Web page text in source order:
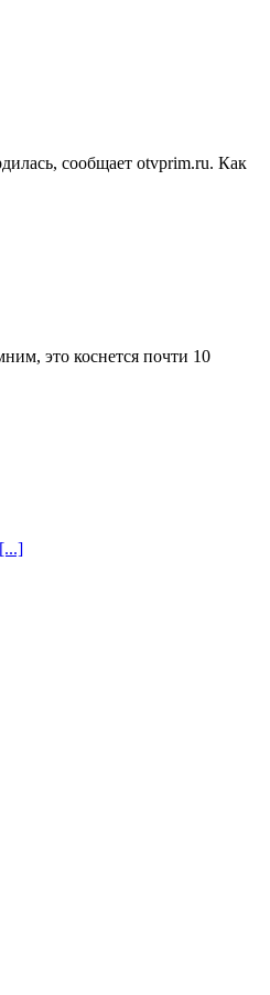
сообщает otvprim.ru. Как
это коснется почти 10
[...]